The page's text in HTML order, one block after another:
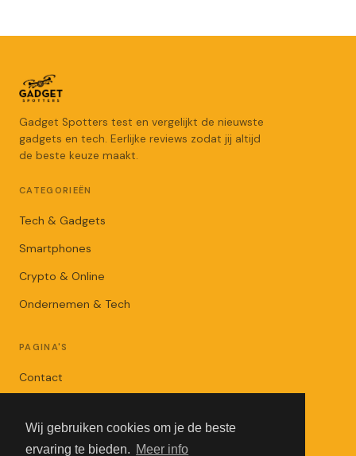
Wij gebruiken cookies om je de beste
ervaring te bieden. Meer info
Gadget Spotters test en vergelijkt de nieuwste
gadgets en tech. Eerlijke reviews zodat jij altijd
de beste keuze maakt.
CATEGORIEËN
Tech & Gadgets
Smartphones
Crypto & Online
Ondernemen & Tech
PAGINA'S
Contact
Algemene Voorwaarden